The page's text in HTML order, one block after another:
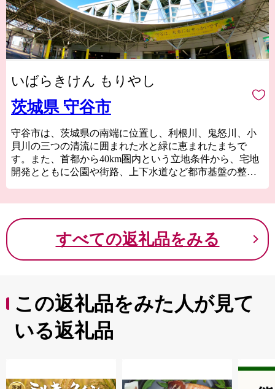
いばらきけん もりやし
茨城県 守谷市
守谷市は、茨城県の南端に位置し、利根川、鬼怒川、小
貝川の三つの清流に囲まれた水と緑に恵まれたまちで
す。また、首都から40km圏内という立地条件から、宅地
開発とともに公園や街路、上下水道など都市基盤の整備
的に進めてまいります。
すべての返礼品をみる
この返礼品をみた人が見て
いる返礼品